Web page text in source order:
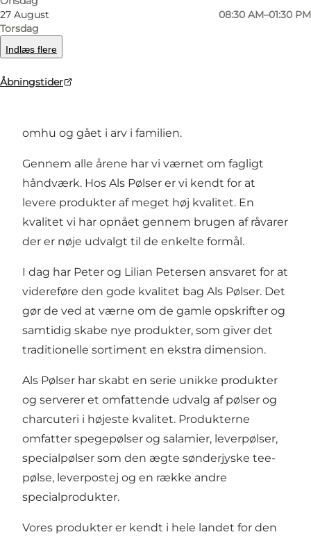
27 August
Torsdag
08:30 AM–01:30 PM
Indlæs flere
Åbningstider
I over 50 år har Als Pølser, i daglig tale også
Hørup Pølser, fremstillet pølser og
charcuterivarer af den bedste, sønderjyske
kvalitet. Traditionen i familien går endnu
omhu og gået i arv i familien.
Gennem alle årene har vi værnet om fagligt
håndværk. Hos Als Pølser er vi kendt for at
levere produkter af meget høj kvalitet. En
kvalitet vi har opnået gennem brugen af råvarer
der er nøje udvalgt til de enkelte formål.
I dag har Peter og Lilian Petersen ansvaret for at
videreføre den gode kvalitet bag Als Pølser. Det
gør de ved at værne om de gamle opskrifter og
samtidig skabe nye produkter, som giver det
traditionelle sortiment en ekstra dimension.
Als Pølser har skabt en serie unikke produkter
og serverer et omfattende udvalg af pølser og
charcuteri i højeste kvalitet. Produkterne
omfatter spegepølser og salamier, leverpølser,
specialpølser som den ægte sønderjyske tee-
pølse, leverpostej og en række andre
specialprodukter.
Vores produkter er kendt i hele landet for den